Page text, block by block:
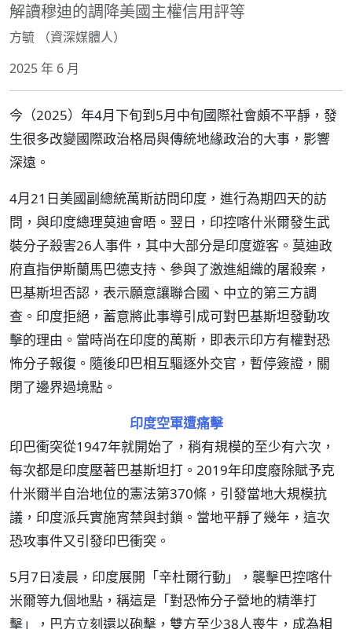
解讀穆迪的調降美國主權信用評等
方毓 （資深媒體人）
2025 年 6 月
今（2025）年4月下旬到5月中旬國際社會頗不平靜，發
生很多改變國際政治格局與傳統地緣政治的大事，影響
深遠。
4月21日美國副總統萬斯訪問印度，進行為期四天的訪
問，與印度總理莫迪會晤。翌日，印控喀什米爾發生武
裝分子殺害26人事件，其中大部分是印度遊客。莫迪政
府直指伊斯蘭馬巴德支持、參與了激進組織的屠殺案，
巴基斯坦否認，表示願意讓聯合國、中立的第三方調
查。印度拒絕，蓄意將此事導引成可對巴基斯坦發動攻
擊的理由。當時尚在印度的萬斯，即表示印方有權對恐
怖分子報復。隨後印巴相互驅逐外交官，暫停簽證，關
閉了邊界過境點。
印度空軍遭痛擊
印巴衝突從1947年就開始了，稍有規模的至少有六次，
每次都是印度壓著巴基斯坦打。2019年印度廢除賦予克
什米爾半自治地位的憲法第370條，引發當地大規模抗
議，印度派兵實施宵禁與封鎖。當地平靜了幾年，這次
恐攻事件又引發印巴衝突。
5月7日凌晨，印度展開「辛杜爾行動」，襲擊巴控喀什
米爾等九個地點，稱這是「對恐怖分子營地的精準打
擊」，巴方立刻還以砲擊，雙方至少38人喪生，成為相